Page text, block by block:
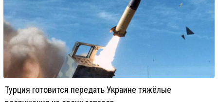
Турция готовится передать Украине тяжёлые